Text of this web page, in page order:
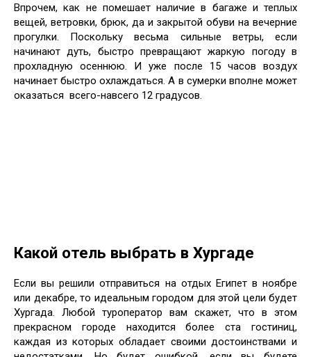
Впрочем, как не помешает наличие в багаже и теплых
вещей, ветровки, брюк, да и закрытой обуви на вечерние
прогулки. Поскольку весьма сильные ветры, если
начинают дуть, быстро превращают жаркую погоду в
прохладную осеннюю. И уже после 15 часов воздух
начинает быстро охлаждаться. А в сумерки вполне может
оказаться всего-навсего 12 градусов.
Какой отель выбрать в Хургаде
Если вы решили отправиться на отдых Египет в ноябре
или декабре, то идеальным городом для этой цели будет
Хургада. Любой туроператор вам скажет, что в этом
прекрасном городе находится более ста гостиниц,
каждая из которых обладает своими достоинствами и